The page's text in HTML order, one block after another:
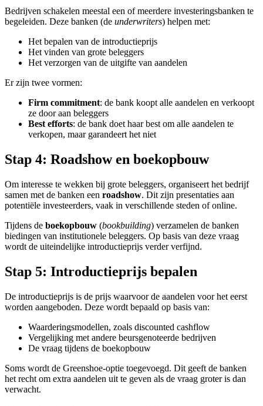
Bedrijven schakelen meestal een of meerdere investeringsbanken te
begeleiden. Deze banken (de underwriters) helpen met:
Het bepalen van de introductieprijs
Het vinden van grote beleggers
Het verzorgen van de uitgifte van aandelen
Er zijn twee vormen:
Firm commitment: de bank koopt alle aandelen en verkoopt
ze door aan beleggers
Best efforts: de bank doet haar best om alle aandelen te
verkopen, maar garandeert het niet
Stap 4: Roadshow en boekopbouw
Om interesse te wekken bij grote beleggers, organiseert het bedrijf
samen met de banken een roadshow. Dit zijn presentaties aan
potentiële investeerders, vaak in verschillende steden of online.
Tijdens de boekopbouw (bookbuilding) verzamelen de banken
biedingen van institutionele beleggers. Op basis van deze vraag
wordt de uiteindelijke introductieprijs verder verfijnd.
Stap 5: Introductieprijs bepalen
De introductieprijs is de prijs waarvoor de aandelen voor het eerst
worden aangeboden. Deze wordt bepaald op basis van:
Waarderingsmodellen, zoals discounted cashflow
Vergelijking met andere beursgenoteerde bedrijven
De vraag tijdens de boekopbouw
Soms wordt de Greenshoe-optie toegevoegd. Dit geeft de banken
het recht om extra aandelen uit te geven als de vraag groter is dan
verwacht.